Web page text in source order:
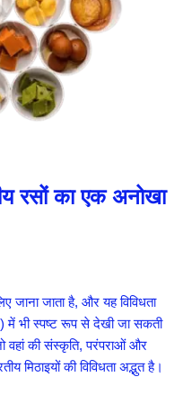
रसों का एक अनोखा
जाना जाता है, और यह विविधता
में भी स्पष्ट रूप से देखी जा सकती
वहां की संस्कृति, परंपराओं और
मिठाइयों की विविधता अद्भुत है।